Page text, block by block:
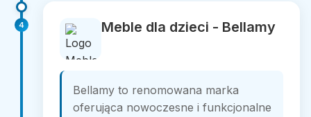
4 Meble dla dzieci - Bellamy
Bellamy to renomowana marka
oferująca nowoczesne i funkcjonalne